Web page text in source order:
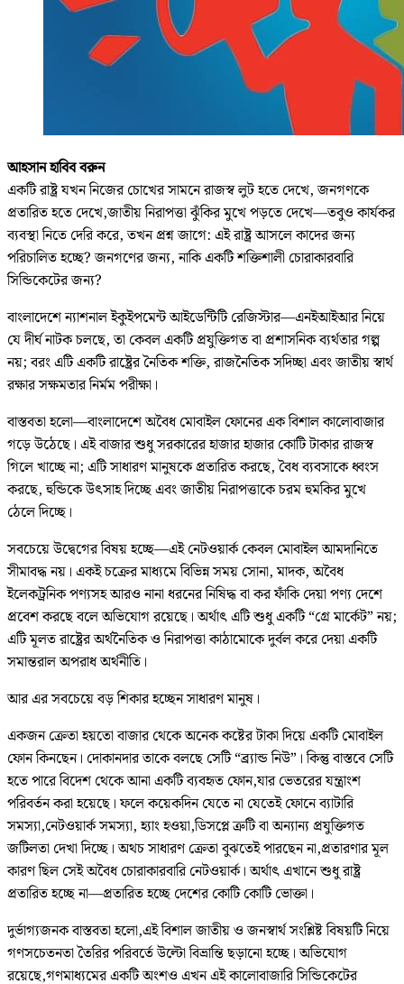
আহসান হাবিব বরুন
একটি রাষ্ট্র যখন নিজের চোখের সামনে রাজস্ব লুট হতে দেখে, জনগণকে
প্রতারিত হতে দেখে,জাতীয় নিরাপত্তা ঝুঁকির মুখে পড়তে দেখে—তবুও কার্যকর
ব্যবস্থা নিতে দেরি করে, তখন প্রশ্ন জাগে: এই রাষ্ট্র আসলে কাদের জন্য
পরিচালিত হচ্ছে? জনগণের জন্য, নাকি একটি শক্তিশালী চোরাকারবারি
সিন্ডিকেটের জন্য?
বাংলাদেশে ন্যাশনাল ইকুইপমেন্ট আইডেন্টিটি রেজিস্টার—এনইআইআর নিয়ে
যে দীর্ঘ নাটক চলছে, তা কেবল একটি প্রযুক্তিগত বা প্রশাসনিক ব্যর্থতার গল্প
নয়; বরং এটি একটি রাষ্ট্রের নৈতিক শক্তি, রাজনৈতিক সদিচ্ছা এবং জাতীয় স্বার্থ
রক্ষার সক্ষমতার নির্মম পরীক্ষা।
বাস্তবতা হলো—বাংলাদেশে অবৈধ মোবাইল ফোনের এক বিশাল কালোবাজার
গড়ে উঠেছে। এই বাজার শুধু সরকারের হাজার হাজার কোটি টাকার রাজস্ব
গিলে খাচ্ছে না; এটি সাধারণ মানুষকে প্রতারিত করছে, বৈধ ব্যবসাকে ধ্বংস
করছে, হুন্ডিকে উৎসাহ দিচ্ছে এবং জাতীয় নিরাপত্তাকে চরম হুমকির মুখে
ঠেলে দিচ্ছে।
সবচেয়ে উদ্বেগের বিষয় হচ্ছে—এই নেটওয়ার্ক কেবল মোবাইল আমদানিতে
সীমাবদ্ধ নয়। একই চক্রের মাধ্যমে বিভিন্ন সময় সোনা, মাদক, অবৈধ
ইলেকট্রনিক পণ্যসহ আরও নানা ধরনের নিষিদ্ধ বা কর ফাঁকি দেয়া পণ্য দেশে
প্রবেশ করছে বলে অভিযোগ রয়েছে। অর্থাৎ এটি শুধু একটি “গ্রে মার্কেট” নয়;
এটি মূলত রাষ্ট্রের অর্থনৈতিক ও নিরাপত্তা কাঠামোকে দুর্বল করে দেয়া একটি
সমান্তরাল অপরাধ অর্থনীতি।
আর এর সবচেয়ে বড় শিকার হচ্ছেন সাধারণ মানুষ।
একজন ক্রেতা হয়তো বাজার থেকে অনেক কষ্টের টাকা দিয়ে একটি মোবাইল
ফোন কিনছেন। দোকানদার তাকে বলছে সেটি “ব্র্যান্ড নিউ”। কিন্তু বাস্তবে সেটি
হতে পারে বিদেশ থেকে আনা একটি ব্যবহৃত ফোন,যার ভেতরের যন্ত্রাংশ
পরিবর্তন করা হয়েছে। ফলে কয়েকদিন যেতে না যেতেই ফোনে ব্যাটারি
সমস্যা,নেটওয়ার্ক সমস্যা, হ্যাং হওয়া,ডিসপ্লে ত্রুটি বা অন্যান্য প্রযুক্তিগত
জটিলতা দেখা দিচ্ছে। অথচ সাধারণ ক্রেতা বুঝতেই পারছেন না,প্রতারণার মূল
কারণ ছিল সেই অবৈধ চোরাকারবারি নেটওয়ার্ক। অর্থাৎ এখানে শুধু রাষ্ট্র
প্রতারিত হচ্ছে না—প্রতারিত হচ্ছে দেশের কোটি কোটি ভোক্তা।
দুর্ভাগ্যজনক বাস্তবতা হলো,এই বিশাল জাতীয় ও জনস্বার্থ সংশ্লিষ্ট বিষয়টি নিয়ে
গণসচেতনতা তৈরির পরিবর্তে উল্টো বিভ্রান্তি ছড়ানো হচ্ছে। অভিযোগ
রয়েছে,গণমাধ্যমের একটি অংশও এখন এই কালোবাজারি সিন্ডিকেটের